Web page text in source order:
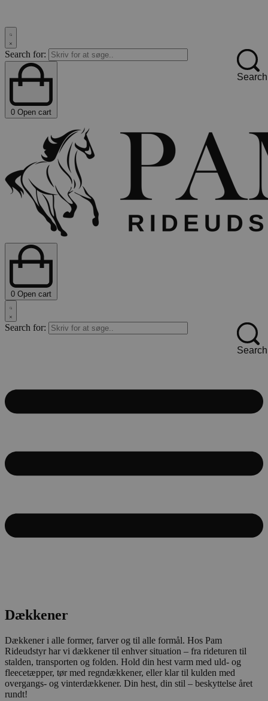
Search for:
Search
0 Open cart
0 Open cart
Search for:
Search
Dækkener
Dækkener i alle former, farver og til alle formål. Hos Pam
Rideudstyr har vi dækkener til enhver situation – fra rideturen til
stalden, transporten og folden. Hold din hest varm med uld- og
fleecetæpper, tør med regndækkener, eller klar til kulden med
overgangs- og vinterdækkener. Din hest, din stil – beskyttelse året
rundt!